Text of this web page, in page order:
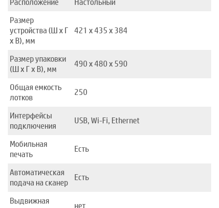
Расположение
Настольный
Размер
устройства (Ш x Г
x В), мм
421 х 435 х 384
Размер упаковки
(Ш x Г x В), мм
490 x 480 x 590
Общая емкость
лотков
250
Интерфейсы
подключения
USB, Wi-Fi, Ethernet
Мобильная
печать
Есть
Автоматическая
подача на сканер
Есть
Выдвижная
нет